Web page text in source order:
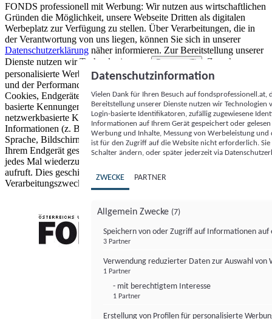
FONDS professionell mit Werbung: Wir nutzen aus wirtschaftlichen
Gründen die Möglichkeit, unsere Webseite Dritten als digitalen
Werbeplatz zur Verfügung zu stellen. Über Verarbeitungen, die in
der Verantwortung von uns liegen, können Sie sich in unserer
Datenschutzerklärung näher informieren. Zur Bereitstellung unserer
Dienste nutzen wir Technologien von
Partnern (5)
. Zwecke:
personalisierte Werbung und Inhalte, Messung von Werbeleistung
und der Performance von Inhalten sowie Zielgruppenforschung.
Cookies, Endgeräte- oder ähnliche Online-Kennungen (z. B. login-
basierte Kennungen, zufällig generierte Kennungen,
netzwerkbasierte Kennungen) können zusammen mit anderen
Informationen (z. B. Browsertyp und Browserinformationen,
Sprache, Bildschirmgröße, unterstützte Technologien usw.) auf
Ihrem Endgerät gespeichert oder von dort ausgelesen werden, um es
jedes Mal wiederzuerkennen, wenn es eine App oder einer Webseite
aufruft. Dies geschieht für einen oder mehrere der hier aufgeführten
Verarbeitungszwecke.
Datenschutzinformation
Vielen Dank für Ihren Besuch auf
Bereitstellung unserer Dienste nutzen wir Technologien
Login-basierte Identifikatoren, zufällig zugewiesene
Informationen auf Ihrem Gerät gespeichert oder
Werbung und Inhalte, Messung von Werbeleistung
ist für den Zugriff auf die Website nicht erforderlich.
Schalter ändern, oder später jederzeit via
ZWECKE PARTNER
Allgemein Zwecke (7)
Speichern von oder Zugriff auf Informationen auf
3 Partner
Verwendung reduzierter Daten zur Auswahl von
1 Partner
- mit berechtigtem Interesse
1 Partner
Erstellung von Profilen für personalisierte
FONDS professionell